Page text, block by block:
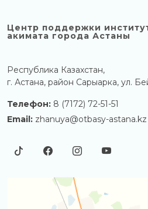
Центр поддержки
акимата города Астаны
Республика Казахстан,
г. Астана, район Сарыарка, ул.
Телефон: 8 (7172) 72-51-51
Email: zhanuya@otbasy-astana.kz